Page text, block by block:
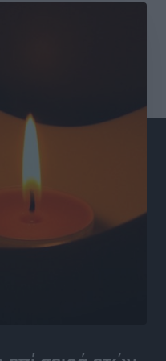
μια
πρόταση»
«Ο Αύγουστος
η Θεία Λειτουργία η